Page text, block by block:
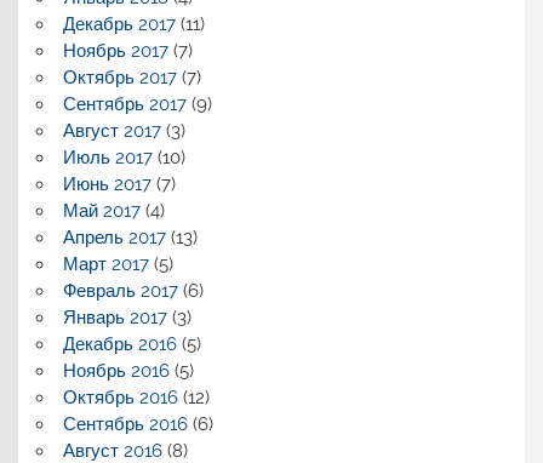
Декабрь 2017(11)
Ноябрь 2017(7)
Октябрь 2017(7)
Сентябрь 2017(9)
Август 2017(3)
Июль 2017(10)
Июнь 2017(7)
Май 2017(4)
Апрель 2017(13)
Март 2017(5)
Февраль 2017(6)
Январь 2017(3)
Декабрь 2016(5)
Ноябрь 2016(5)
Октябрь 2016(12)
Сентябрь 2016(6)
Август 2016(8)